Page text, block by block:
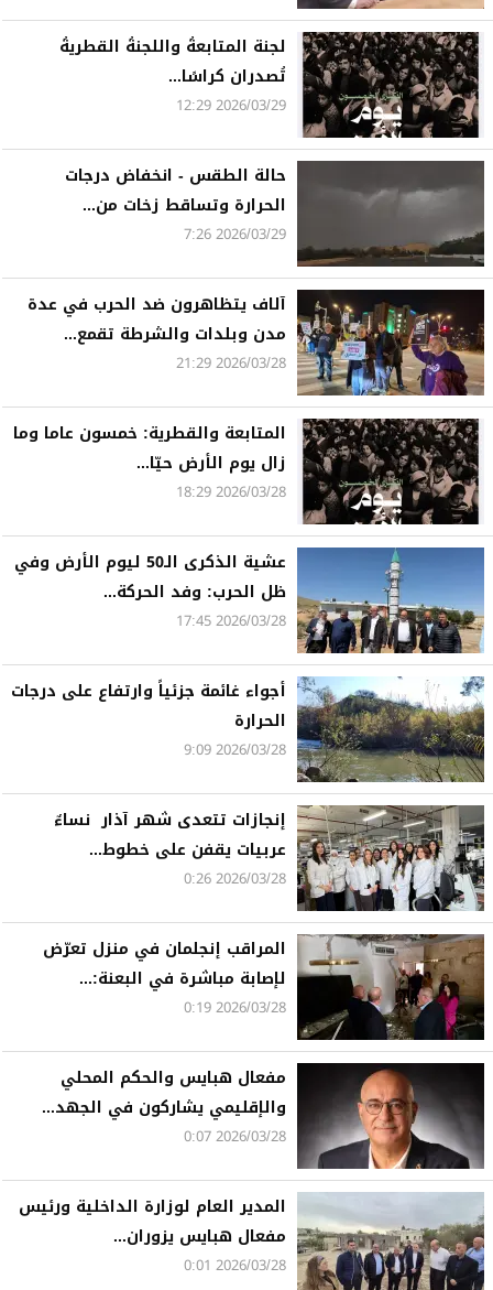
لجنة المتابعةُ واللجنةُ القطريةُ
تُصدران كراسًا...
2026/03/29 12:29
حالة الطقس - انخفاض درجات
الحرارة وتساقط زخات من...
2026/03/29 7:26
آلاف يتظاهرون ضد الحرب في عدة
مدن وبلدات والشرطة تقمع...
2026/03/28 21:29
المتابعة والقطرية: خمسون عاما وما
زال يوم الأرض حيّا...
2026/03/28 18:29
عشية الذكرى الـ50 ليوم الأرض وفي
ظل الحرب: وفد الحركة...
2026/03/28 17:45
أجواء غائمة جزئياً وارتفاع على درجات
الحرارة
2026/03/28 9:09
إنجازات تتعدى شهر آذار نساءٌ
عربيات يقفن على خطوط...
2026/03/28 0:26
المراقب إنجلمان في منزل تعرّض
لإصابة مباشرة في البعنة:...
2026/03/28 0:19
مفعال هبايس والحكم المحلي
والإقليمي يشاركون في الجهد...
2026/03/28 0:07
المدير العام لوزارة الداخلية ورئيس
مفعال هبايس يزوران...
2026/03/28 0:01